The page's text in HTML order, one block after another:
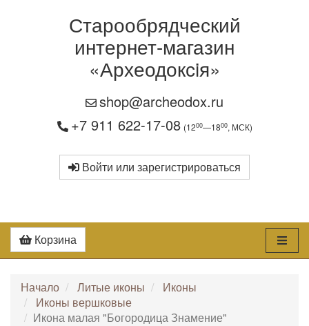
Старообрядческий
интернет-магазин
«Археодоксiя»
shop@archeodox.ru
+7 911 622-17-08 (1200—1800, МСК)
Войти или зарегистрироваться
Корзина
Начало Литые иконы
Иконы
Иконы вершковые
Икона малая "Богородица Знамение"